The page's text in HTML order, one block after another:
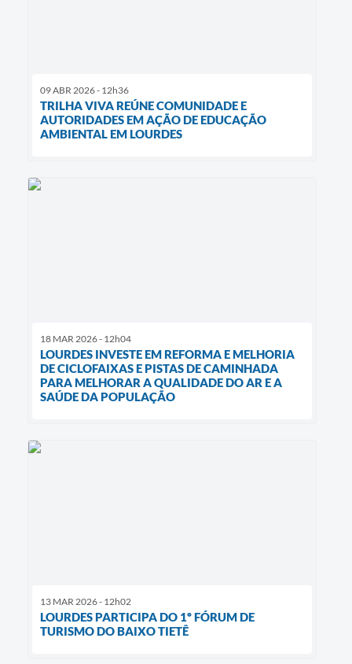
09 ABR 2026 - 12h36
TRILHA VIVA REÚNE COMUNIDADE E
AUTORIDADES EM AÇÃO DE EDUCAÇÃO
AMBIENTAL EM LOURDES
18 MAR 2026 - 12h04
LOURDES INVESTE EM REFORMA E MELHORIA
DE CICLOFAIXAS E PISTAS DE CAMINHADA
PARA MELHORAR A QUALIDADE DO AR E A
SAÚDE DA POPULAÇÃO
13 MAR 2026 - 12h02
LOURDES PARTICIPA DO 1º FÓRUM DE
TURISMO DO BAIXO TIETÊ